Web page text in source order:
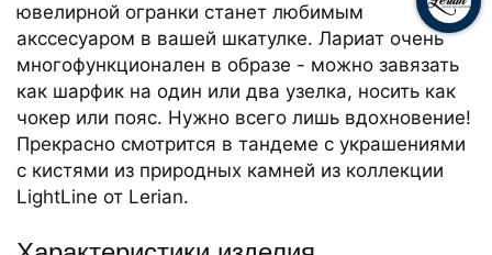
ювелирной огранки станет любимым
акссесуаром в вашей шкатулке. Лариат очень
многофункционален в образе - можно завязать
как шарфик на один или два узелка, носить как
чокер или пояс. Нужно всего лишь вдохновение!
Прекрасно смотрится в тандеме с украшениями
с кистями из природных камней из коллекции
LightLine от Lerian.